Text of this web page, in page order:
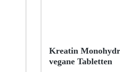
Kreatin
vegane Tabletten